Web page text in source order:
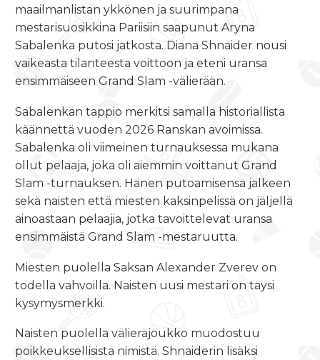
maailmanlistan ykkönen ja suurimpana
mestarisuosikkina Pariisiin saapunut Aryna
Sabalenka putosi jatkosta. Diana Shnaider nousi
vaikeasta tilanteesta voittoon ja eteni uransa
ensimmäiseen Grand Slam -välierään.
Sabalenkan tappio merkitsi samalla historiallista
käännettä vuoden 2026 Ranskan avoimissa.
Sabalenka oli viimeinen turnauksessa mukana
ollut pelaaja, joka oli aiemmin voittanut Grand
Slam -turnauksen. Hänen putoamisensa jälkeen
sekä naisten että miesten kaksinpelissä on jäljellä
ainoastaan pelaajia, jotka tavoittelevat uransa
ensimmäistä Grand Slam -mestaruutta.
Miesten puolella Saksan Alexander Zverev on
todella vahvoilla. Naisten uusi mestari on täysi
kysymysmerkki.
Naisten puolella välieräjoukko muodostuu
poikkeuksellisista nimistä. Shnaiderin lisäksi